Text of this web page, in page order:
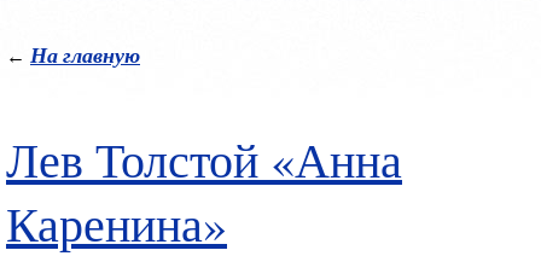
← На главную
Лев Толстой «Анна
Каренина»